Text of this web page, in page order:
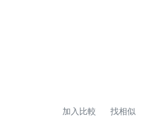
加入比較 找相似